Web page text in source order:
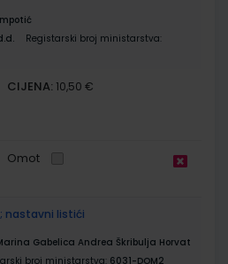
Registarski broj ministarstva:
CIJENA: 10,50 €
Omot
1; nastavni listići
Gabelica Andrea Škribulja Horvat
broj ministarstva: 6031-DOM2